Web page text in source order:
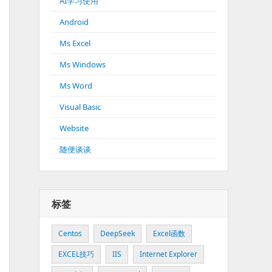
Android
Ms Excel
Ms Windows
Ms Word
Visual Basic
Website
随便谈谈
标签
Centos DeepSeek
Excel函数
EXCEL技巧
IIS
Internet Explorer